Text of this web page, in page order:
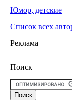
Юмор, детские
Список всех
Реклама
Поиск